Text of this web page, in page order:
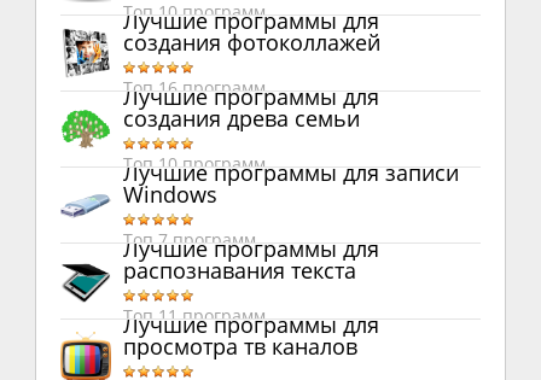
Топ 10 программ
Лучшие программы для
создания фотоколлажей
Топ 16 программ
Лучшие программы для
создания древа семьи
Топ 10 программ
Лучшие программы для записи
Windows
Топ 7 программ
Лучшие программы для
распознавания текста
Топ 11 программ
Лучшие программы для
просмотра тв каналов